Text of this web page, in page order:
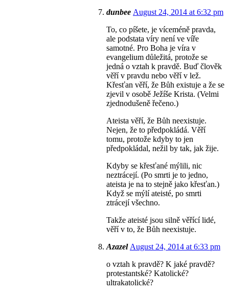
dunbee August 24, 2014 at 6:32 pm
To, co píšete, je víceméně pravda,
ale podstata víry není ve víře
samotné. Pro Boha je víra v
evangelium důležitá, protože se
jedná o vztah k pravdě. Buď člověk
věří v pravdu nebo věří v lež.
Křesťan věří, že Bůh existuje a že se
zjevil v osobě Ježíše Krista. (Velmi
zjednodušeně řečeno.)
Ateista věří, že Bůh neexistuje.
Nejen, že to předpokládá. Věří
tomu, protože kdyby to jen
předpokládal, nežil by tak, jak žije.
Kdyby se křesťané mýlili, nic
neztrácejí. (Po smrti je to jedno,
ateista je na to stejně jako křesťan.)
Když se mýlí ateisté, po smrti
ztrácejí všechno.
Takže ateisté jsou silně věřící lidé,
věří v to, že Bůh neexistuje.
Azazel August 24, 2014 at 6:33 pm
o vztah k pravdě? K jaké pravdě?
protestantské? Katolické?
ultrakatolické?